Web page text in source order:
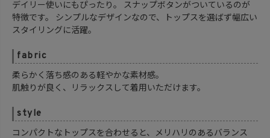
デイリー使いにもぴったり。 スナップボタンがついているのが
特徴です。 シンプルなデザインなので、トップスを選ばず幅広い
スタイリングに活躍。
fabric
柔らかく落ち感のある軽やかな素材感。
肌触りが良く、リラックスして着用いただけます。
style
コンパクトなトップスを合わせると、メリハリのあるバランス